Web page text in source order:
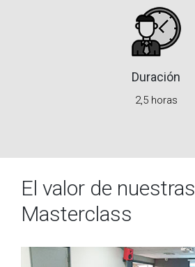
Duración
2,5 horas
El valor de nuestras
Masterclass